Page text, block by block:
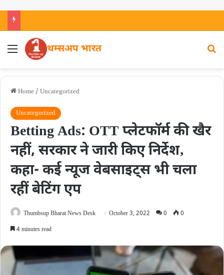
थम्सअप भारत
Home / Uncategorized
Uncategorized
Betting Ads: OTT प्लेटफॉर्म की खैर
नहीं, सरकार ने जारी किए निर्देश‚
कहा- कई न्यूज वेबसाइट्स भी चला
रहीं बेटिंग एप
Thumbsup Bharat News Desk October 3, 2022 0
0
4 minutes read